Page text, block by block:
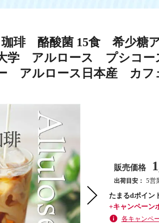
珈琲 酪酸菌 15食 希少
学 アルロース プシコ
アルロース日本産 カ
販売価格
出荷目安： 5営
たまるdポイン
+キャンペーン
各キャンペ